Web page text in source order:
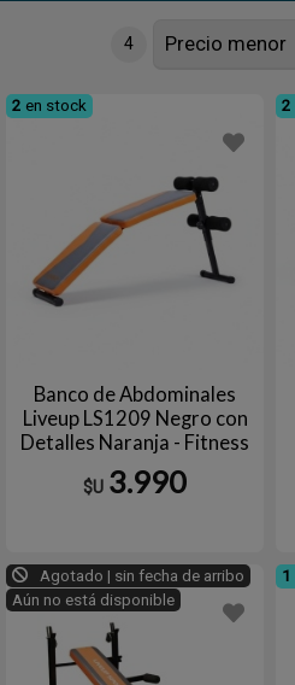
4
2 en stock
Banco de Abdominales
Liveup LS1209 Negro con
Detalles Naranja - Fitness
Sit-Up Bench
$U 3.990
2
Agotado | sin fecha de arribo
Aún no está disponible
1